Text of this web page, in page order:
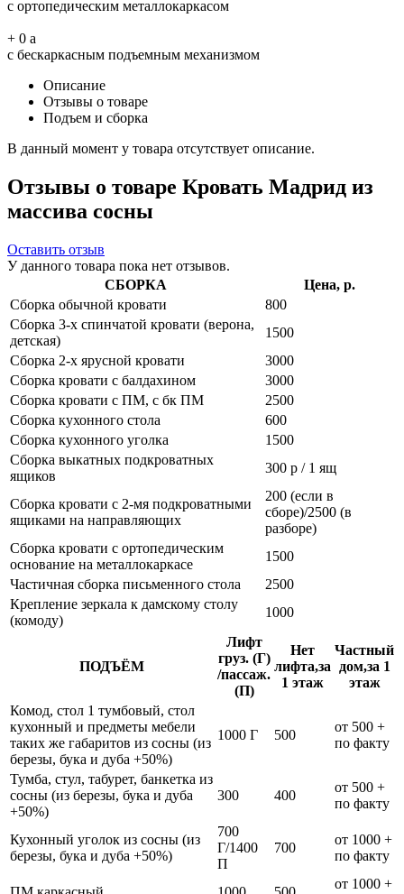
с ортопедическим металлокаркасом
+ 0 a
с бескаркасным подъемным механизмом
Описание
Отзывы о товаре
Подъем и сборка
В данный момент у товара отсутствует описание.
Отзывы о товаре Кровать Мадрид из
массива сосны
Оставить отзыв
У данного товара пока нет отзывов.
СБОРКА
Цена, р.
Сборка обычной кровати
800
Сборка 3-х спинчатой кровати (верона,
детская)
1500
Сборка 2-х ярусной кровати
3000
Сборка кровати с балдахином
3000
Сборка кровати с ПМ, с бк ПМ
2500
Сборка кухонного стола
600
Сборка кухонного уголка
1500
Сборка выкатных подкроватных
ящиков
300 р / 1 ящ
Сборка кровати с 2-мя подкроватными
ящиками на направляющих
200 (если в
сборе)/2500 (в
разборе)
Сборка кровати с ортопедическим
основание на металлокаркасе
1500
Частичная сборка письменного стола
2500
Крепление зеркала к дамскому столу
(комоду)
1000
ПОДЪЁМ
Лифт
груз. (Г)
/пассаж.
(П)
Нет
лифта,за
1 этаж
Частный
дом,за 1
этаж
Комод, стол 1 тумбовый, стол
кухонный и предметы мебели
таких же габаритов из сосны (из
березы, бука и дуба +50%)
1000 Г 500
от 500 +
по факту
Тумба, стул, табурет, банкетка из
сосны (из березы, бука и дуба
+50%)
300 400
от 500 +
по факту
Кухонный уголок из сосны (из
березы, бука и дуба +50%)
700
Г/1400
П
700
от 1000 +
по факту
от 1000 +